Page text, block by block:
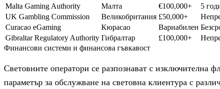
Malta Gaming Authority
Малта €100,000+
5
UK Gambling Commission
Великобритания £50,000+
Curacao eGaming
Кюрасао Вариабилен
Gibraltar Regulatory Authority Гибралтар £100,000+
Финансови системи и финансова гъвкавост
Световните оператори се разпознават с изключителна
параметър за обслужване на световна клиентура с